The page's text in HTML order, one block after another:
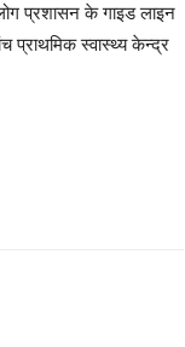
प्रशासन के गाइड लाइन
स्वास्थ्य केन्द्र